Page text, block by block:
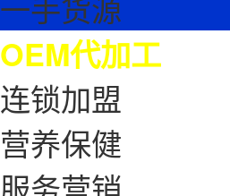
一手货源
OEM代加工
连锁加盟
营养保健